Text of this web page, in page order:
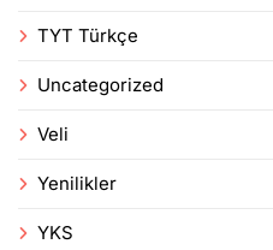
TYT Türkçe
Uncategorized
Veli
Yenilikler
YKS